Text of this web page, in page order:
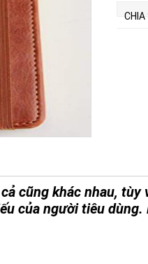
CHIA
cũng khác nhau,
của người tiêu